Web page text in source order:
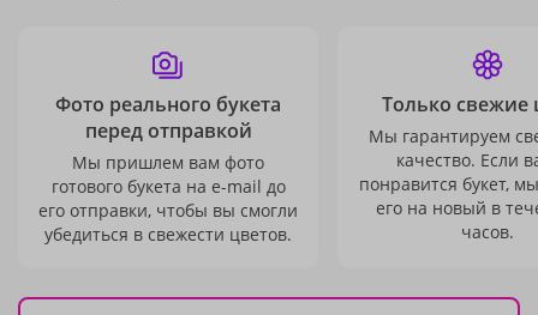
Фото реального букета
перед отправкой
Мы пришлем вам фото
готового букета на e-mail до
его отправки, чтобы вы смогли
убедиться в свежести цветов.
Только свежие
Мы гарантируем
качество. Если
понравится букет,
его на новый в
часов.